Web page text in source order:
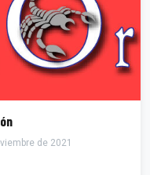
de 2021